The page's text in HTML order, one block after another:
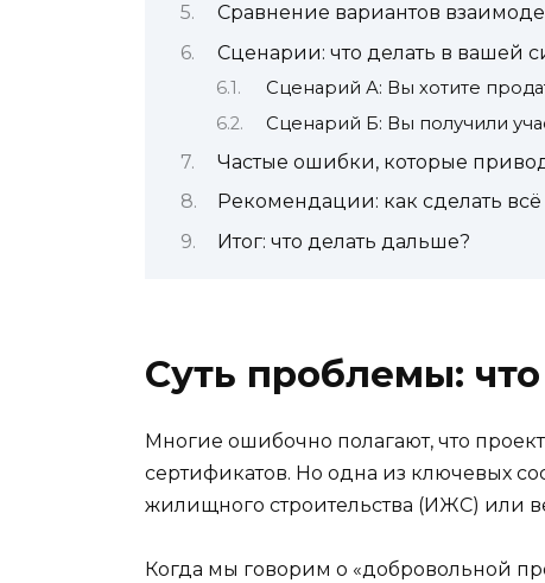
Сравнение вариантов
Сценарии: что делать в вашей
Сценарий А: Вы хотите
Сценарий Б: Вы получили
Частые ошибки, которые
Рекомендации: как сделать
Итог: что делать дальше?
Суть проблемы:
Многие ошибочно полагают, что
сертификатов. Но одна из ключевых
жилищного строительства (ИЖС) или
Когда мы говорим о «добровольной